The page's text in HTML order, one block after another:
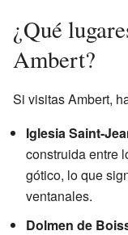
¿Qué
Ambert?
Si visitas Ambert,
Iglesia Saint-
construida entre
gótico, lo que
ventanales.
Dolmen de